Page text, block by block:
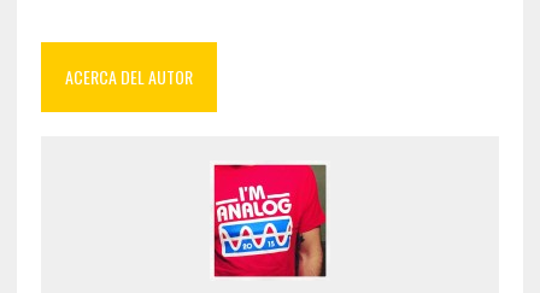
ACERCA DEL AUTOR